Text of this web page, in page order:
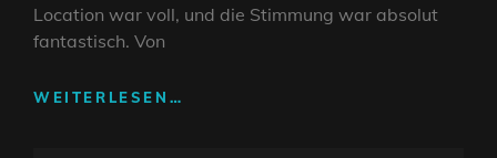
Location war voll, und die Stimmung war absolut
fantastisch. Von
WEITERLESEN…